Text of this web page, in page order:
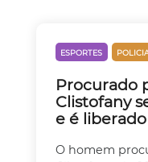
ESPORTES
Procurado
Clistofany
e é
O homem